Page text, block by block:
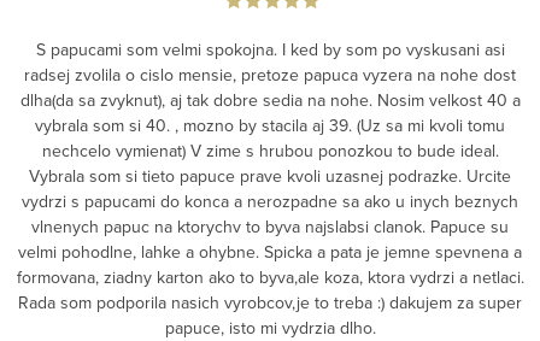
S papucami som velmi spokojna. I ked by som po vyskusani asi
radsej zvolila o cislo mensie, pretoze papuca vyzera na nohe dost
dlha(da sa zvyknut), aj tak dobre sedia na nohe. Nosim velkost 40 a
vybrala som si 40. , mozno by stacila aj 39. (Uz sa mi kvoli tomu
nechcelo vymienat) V zime s hrubou ponozkou to bude ideal.
Vybrala som si tieto papuce prave kvoli uzasnej podrazke. Urcite
vydrzi s papucami do konca a nerozpadne sa ako u inych beznych
vlnenych papuc na ktorychv to byva najslabsi clanok. Papuce su
velmi pohodlne, lahke a ohybne. Spicka a pata je jemne spevnena a
formovana, ziadny karton ako to byva,ale koza, ktora vydrzi a netlaci.
Rada som podporila nasich vyrobcov,je to treba :) dakujem za super
papuce, isto mi vydrzia dlho.